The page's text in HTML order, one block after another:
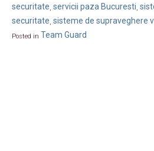
securitate, servicii paza Bucuresti,
securitate, sisteme de supraveghere
Posted in Team Guard